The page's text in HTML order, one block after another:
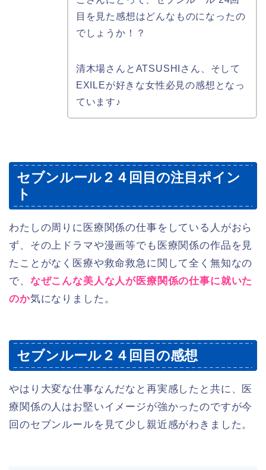
目を見た感想はどんなものになったの
でしょうか！？
清木場さんとATSUSHIさん、そして
EXILEが好きな女性必見の感想となっ
ています♪
セブンルール２４回目の注目ポイン
ト
わたしの周りに医療関係の仕事をしている人がおら
ず、その上ドラマや漫画等でも医療関係の作品を見
たことがなく医療や救命救急に関して全く無知なの
で、 なぜこんな美人な人が医療関係の仕事に就いた
のか気になりました。
セブンルール２４回目の感想
やはり大変な仕事なんだなと再実感したと共に、医
療関係の人はお堅いイメージが強かったのですが今
回のセブンルールを見て少し親近感がわきました。